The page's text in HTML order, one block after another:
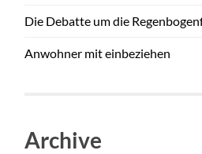
Die Debatte um die
Anwohner mit einbeziehen
Archive